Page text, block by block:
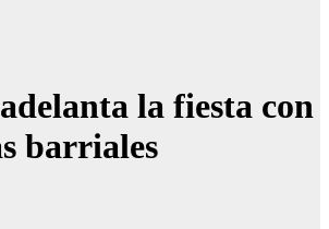
la fiesta con
barriales